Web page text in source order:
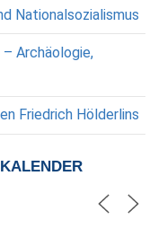
Nationalsozialismus
Archäologie,
Friedrich Hölderlins